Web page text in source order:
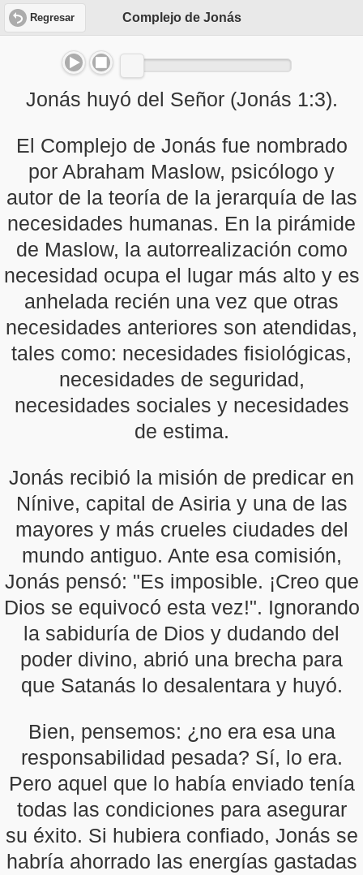
Regresar Complejo de Jonás
Jonás huyó del Señor (Jonás 1:3).
El Complejo de Jonás fue nombrado
por Abraham Maslow, psicólogo y
autor de la teoría de la jerarquía de las
necesidades humanas. En la pirámide
de Maslow, la autorrealización como
necesidad ocupa el lugar más alto y es
anhelada recién una vez que otras
necesidades anteriores son atendidas,
tales como: necesidades fisiológicas,
necesidades de seguridad,
necesidades sociales y necesidades
de estima.
Jonás recibió la misión de predicar en
Nínive, capital de Asiria y una de las
mayores y más crueles ciudades del
mundo antiguo. Ante esa comisión,
Jonás pensó: "Es imposible. ¡Creo que
Dios se equivocó esta vez!". Ignorando
la sabiduría de Dios y dudando del
poder divino, abrió una brecha para
que Satanás lo desalentara y huyó.
Bien, pensemos: ¿no era esa una
responsabilidad pesada? Sí, lo era.
Pero aquel que lo había enviado tenía
todas las condiciones para asegurar
su éxito. Si hubiera confiado, Jonás se
habría ahorrado las energías gastadas